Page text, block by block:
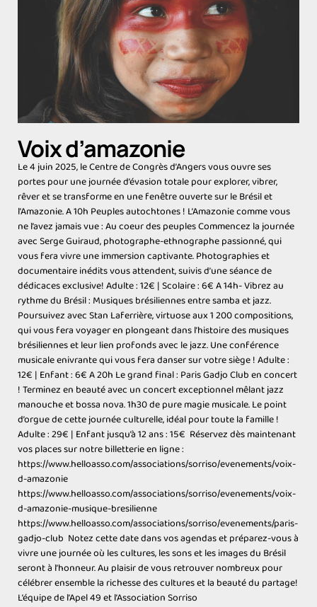
Voix d’amazonie
Le 4 juin 2025, le Centre de Congrès d’Angers vous ouvre ses
portes pour une journée d’évasion totale pour explorer, vibrer,
rêver et se transforme en une fenêtre ouverte sur le Brésil et
l’Amazonie. A 10h Peuples autochtones ! L’Amazonie comme vous
ne l’avez jamais vue : Au coeur des peuples Commencez la journée
avec Serge Guiraud, photographe-ethnographe passionné, qui
vous fera vivre une immersion captivante. Photographies et
documentaire inédits vous attendent, suivis d’une séance de
dédicaces exclusive! Adulte : 12€ | Scolaire : 6€ A 14h- Vibrez au
rythme du Brésil : Musiques brésiliennes entre samba et jazz.
Poursuivez avec Stan Laferrière, virtuose aux 1 200 compositions,
qui vous fera voyager en plongeant dans l’histoire des musiques
brésiliennes et leur lien profonds avec le jazz. Une conférence
musicale enivrante qui vous fera danser sur votre siège ! Adulte :
12€ | Enfant : 6€ A 20h Le grand final : Paris Gadjo Club en concert
! Terminez en beauté avec un concert exceptionnel mêlant jazz
manouche et bossa nova. 1h30 de pure magie musicale. Le point
d’orgue de cette journée culturelle, idéal pour toute la famille !
Adulte : 29€ | Enfant jusqu’à 12 ans : 15€ Réservez dès maintenant
vos places sur notre billetterie en ligne :
https://www.helloasso.com/associations/sorriso/evenements/voix-
d-amazonie
https://www.helloasso.com/associations/sorriso/evenements/voix-
d-amazonie-musique-bresilienne
https://www.helloasso.com/associations/sorriso/evenements/paris-
gadjo-club Notez cette date dans vos agendas et préparez-vous à
vivre une journée où les cultures, les sons et les images du Brésil
seront à l’honneur. Au plaisir de vous retrouver nombreux pour
célébrer ensemble la richesse des cultures et la beauté du partage!
L’équipe de l’Apel 49 et l’Association Sorriso